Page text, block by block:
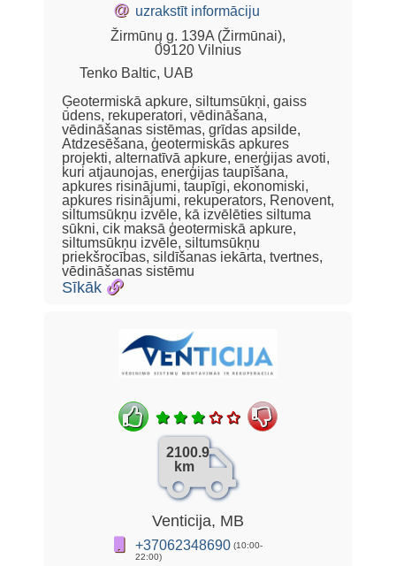
@ uzrakstīt informāciju
Žirmūnų g. 139A (Žirmūnai),
09120 Vilnius
Tenko Baltic, UAB
Ģeotermiskā apkure, siltumsūkņi, gaiss
ūdens, rekuperatori, vēdināšana,
vēdināšanas sistēmas, grīdas apsilde,
Atdzesēšana, ģeotermiskās apkures
projekti, alternatīvā apkure, enerģijas avoti,
kuri atjaunojas, enerģijas taupīšana,
apkures risinājumi, taupīgi, ekonomiski,
apkures risinājumi, rekuperators, Renovent,
siltumsūkņu izvēle, kā izvēlēties siltuma
sūkni, cik maksā ģeotermiskā apkure,
siltumsūkņu izvēle, siltumsūkņu
priekšrocības, sildīšanas iekārta, tvertnes,
vēdināšanas sistēmu
Sīkāk
2100.9
km
Venticija, MB
+37062348690 (10:00-
22:00)